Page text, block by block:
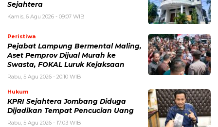
Sejahtera
Kamis, 6 Agu 2026 - 09:07 WIB
Peristiwa
Pejabat Lampung Bermental Maling,
Aset Pemprov Dijual Murah ke
Swasta, FOKAL Luruk Kejaksaan
Rabu, 5 Agu 2026 - 20:10 WIB
Hukum
KPRI Sejahtera Jombang Diduga
Dijadikan Tempat Pencucian Uang
Rabu, 5 Agu 2026 - 17:03 WIB